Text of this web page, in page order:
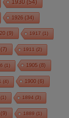
1930 (54)
1926 (34)
(9) 1917 (1)
(7) 1911 (2)
(1) 1905 (8)
(4) 1900 (6)
(1) 1894 (3)
(9) 1889 (1)